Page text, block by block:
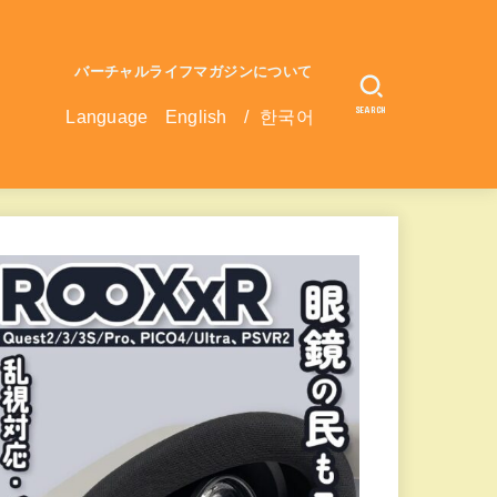
バーチャルライフマガジンについて
Language English / 한국어 SEARCH